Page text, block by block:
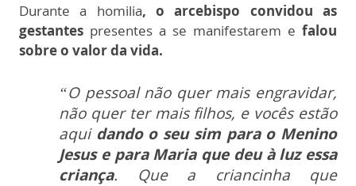
Durante a homilia, o arcebispo convidou as
gestantes presentes a se manifestarem e falou
sobre o valor da vida.
“O pessoal não quer mais engravidar,
não quer ter mais filhos, e vocês estão
aqui dando o seu sim para o Menino
Jesus e para Maria que deu à luz essa
criança. Que a criancinha que